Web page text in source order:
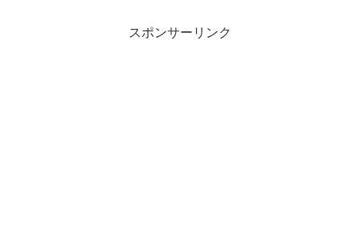
スポンサーリンク